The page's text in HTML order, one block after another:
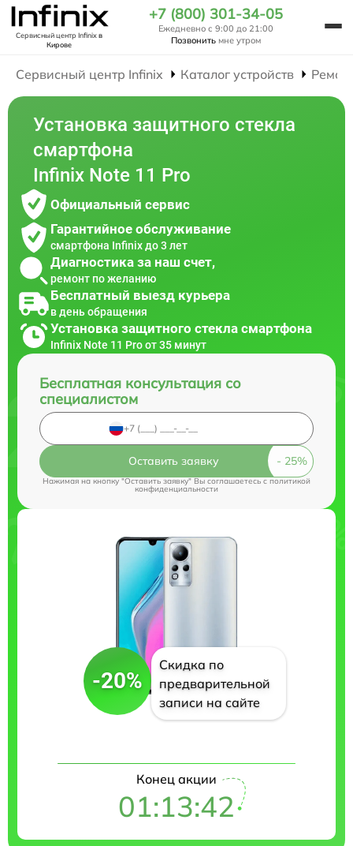
Сервисный центр Infinixв
Кирове
+7 (800) 301-34-05
Ежедневно с 9:00 до 21:00
Позвонить мне утром
Сервисный центр Infinix Каталог устройств
Установка защитного стекла
смартфона
Infinix Note 11 Pro
Официальный сервис
Гарантийное обслуживание
смартфона Infinix до 3 лет
Диагностика за наш счет,
ремонт по желанию
Бесплатный выезд курьера
в день обращения
Установка защитного стекла смартфона
Infinix Note 11 Pro от 35 минут
Бесплатная консультация со
специалистом
Оставить заявку
Нажимая на кнопку "Оставить заявку" Вы соглашаетесь cполитикой
конфиденциальности
-20%
Скидка по
предварительной
записи на сайте
Конец акции
01:13:41